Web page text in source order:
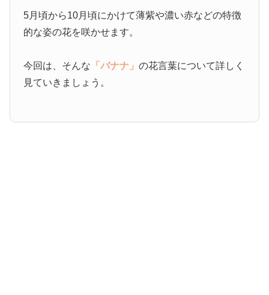
5月頃から10月頃にかけて薄紫や濃い赤などの特徴
的な姿の花を咲かせます。
今回は、そんな 「バナナ」の花言葉について詳しく
見ていきましょう。